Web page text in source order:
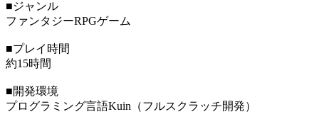
■ジャンル
ファンタジーRPGゲーム
■プレイ時間
約15時間
■開発環境
プログラミング言語Kuin（フルスクラッチ開発）